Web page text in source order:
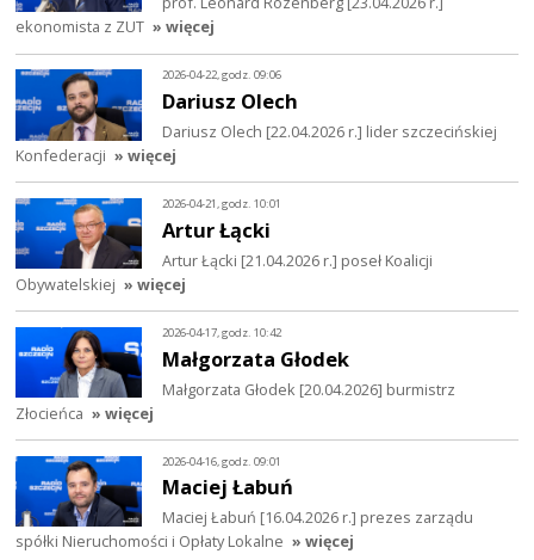
ekonomista z ZUT » więcej
2026-04-22, godz. 09:06
Dariusz Olech
Dariusz Olech [22.04.2026 r.] lider szczecińskiej
Konfederacji » więcej
2026-04-21, godz. 10:01
Artur Łącki
Artur Łącki [21.04.2026 r.] poseł Koalicji
Obywatelskiej » więcej
2026-04-17, godz. 10:42
Małgorzata Głodek
Małgorzata Głodek [20.04.2026] burmistrz
Złocieńca » więcej
2026-04-16, godz. 09:01
Maciej Łabuń
Maciej Łabuń [16.04.2026 r.] prezes zarządu
spółki Nieruchomości i Opłaty Lokalne » więcej